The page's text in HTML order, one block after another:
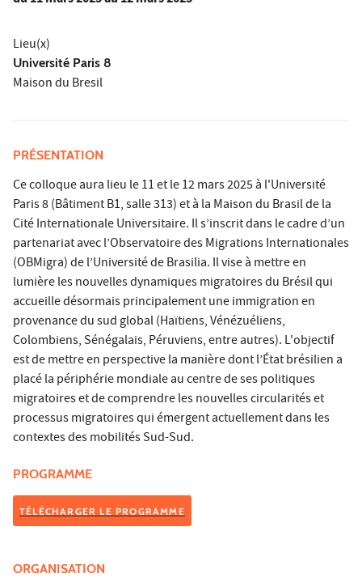
Lieu(x)
Université Paris 8
Maison du Bresil
PRÉSENTATION
Ce colloque aura lieu le 11 et le 12 mars 2025 à l'Université
Paris 8 (Bâtiment B1, salle 313) et à la Maison du Brasil de la
Cité Internationale Universitaire. Il s’inscrit dans le cadre d’un
partenariat avec l’Observatoire des Migrations Internationales
(OBMigra) de l’Université de Brasilia. Il vise à mettre en
lumière les nouvelles dynamiques migratoires du Brésil qui
accueille désormais principalement une immigration en
provenance du sud global (Haïtiens, Vénézuéliens,
Colombiens, Sénégalais, Péruviens, entre autres). L'objectif
est de mettre en perspective la manière dont l’État brésilien a
placé la périphérie mondiale au centre de ses politiques
migratoires et de comprendre les nouvelles circularités et
processus migratoires qui émergent actuellement dans les
contextes des mobilités Sud-Sud.
PROGRAMME
TÉLÉCHARGER LE PROGRAMME
ORGANISATION